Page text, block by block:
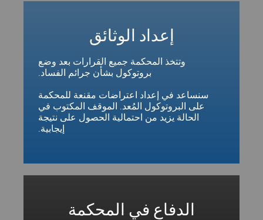
إعداد الوثائق
وتتخذ المحكمة جميع القرارات بعد وضع
بروتوكول بشأن جرائم الفساد.
سنساعد في إعداد اعتراضات مقنعة للمحكمة
على البروتوكول المُعد. الموقف المكتوب في
الحالة يزيد من احتمالية الحصول على نتيجة
إيجابية.
الدفاع في المحكمة